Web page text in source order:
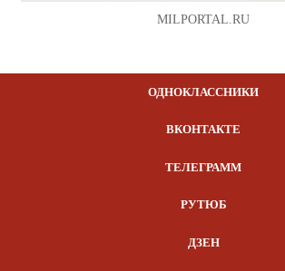
MILPORTAL.RU
ОДНОКЛАССНИКИ
ВКОНТАКТЕ
ТЕЛЕГРАММ
РУТЮБ
ДЗЕН